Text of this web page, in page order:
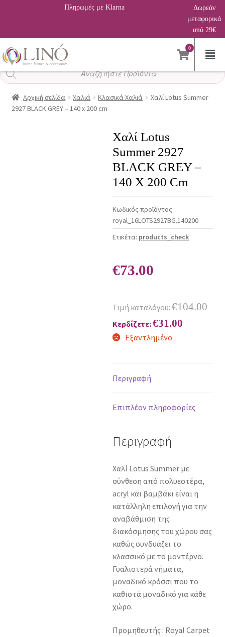
Πληρωμές με Klarna
Δωρεάν
μεταφορικά
από 29€
0
Αναζήτηση
προϊόντων
Αρχική σελίδα Χαλιά Κλασικά Χαλιά
Χαλί Lotus Summer
2927 BLACK GREY – 140 x 200 cm
Χαλί Lotus
Summer 2927
BLACK GREY –
140 X 200 Cm
Κωδικός προϊόντος:
royal_16LOTS2927BG.140200
Ετικέτα: products_check
€73.00
Τιμή καταλόγου: €104.00
Κερδίζετε:€31.00
Εξαντλημένο
Περιγραφή
Επιπλέον πληροφορίες
Περιγραφή
Χαλί Lotus Summer με
σύνθεση από πολυεστέρα,
acryl και βαμβάκι είναι η
κατάλληλη επιλογή για την
αναβάθμιση της
διακόσμησης του χώρου σας
καθώς συνδυάζει το
κλασσικό με το μοντέρνο.
Γυαλιστερά νήματα,
μοναδικό κρόσσι που το
καθιστά μοναδικό για κάθε
χώρο.
Προμηθευτής : Royal Carpet